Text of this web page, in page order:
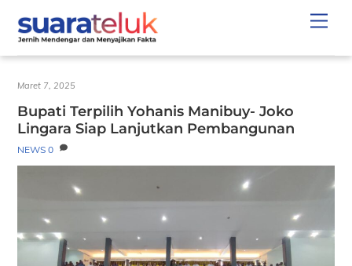
content
Maret 7, 2025
Bupati Terpilih Yohanis Manibuy- Joko
Lingara Siap Lanjutkan Pembangunan
NEWS 0